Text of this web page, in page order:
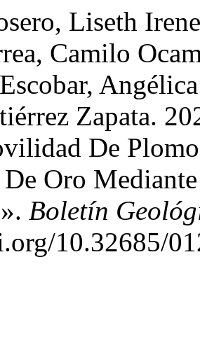
Liseth
Camilo
Zapata.
De
Oro
Boletín
10.32685/